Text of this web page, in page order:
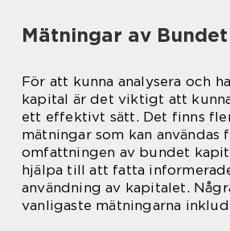
Mätningar av
För att kunna analysera och
kapital är det viktigt att
ett effektivt sätt. Det finns
mätningar som kan användas
omfattningen av bundet
hjälpa till att fatta
användning av kapitalet.
vanligaste mätningarna